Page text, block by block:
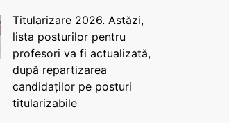
Titularizare 2026. Astăzi,
lista posturilor pentru
profesori va fi actualizată,
după repartizarea
candidaților pe posturi
titularizabile